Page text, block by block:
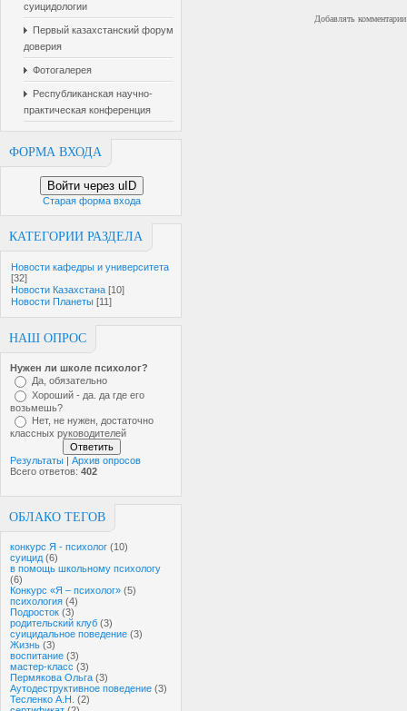
суицидологии
Первый казахстанский форум
доверия
Фотогалерея
Республиканская научно-
практическая конференция
ФОРМА ВХОДА
Войти через uID
Старая форма входа
КАТЕГОРИИ РАЗДЕЛА
Новости кафедры и университета
[32]
Новости Казахстана [10]
Новости Планеты [11]
НАШ ОПРОС
Нужен ли школе психолог?
Да, обязательно
Хороший - да. да где его
возьмешь?
Нет, не нужен, достаточно
классных руководителей
Результаты | Архив опросов
Всего ответов: 402
ОБЛАКО ТЕГОВ
конкурс Я - психолог (10)
суицид (6)
в помощь школьному психологу
(6)
Конкурс «Я – психолог» (5)
психология (4)
Подросток (3)
родительский клуб (3)
суицидальное поведение (3)
Жизнь (3)
воспитание (3)
мастер-класс (3)
Пермякова Ольга (3)
Аутодеструктивное поведение (3)
Тесленко А.Н. (2)
Добавлять